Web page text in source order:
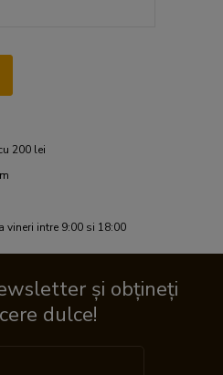
200 lei
vineri intre 9:00 si 18:00
și obțineți
dulce!